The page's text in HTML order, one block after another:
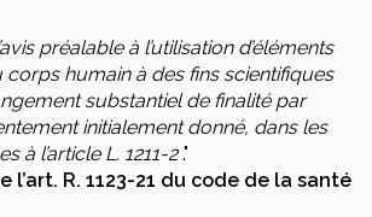
préalable à l’utilisation d’éléments
humain à des fins scientifiques
substantiel de finalité par
initialement donné, dans les
à l’article L. 1211-2."
l’art. R. 1123-21 du code de la santé